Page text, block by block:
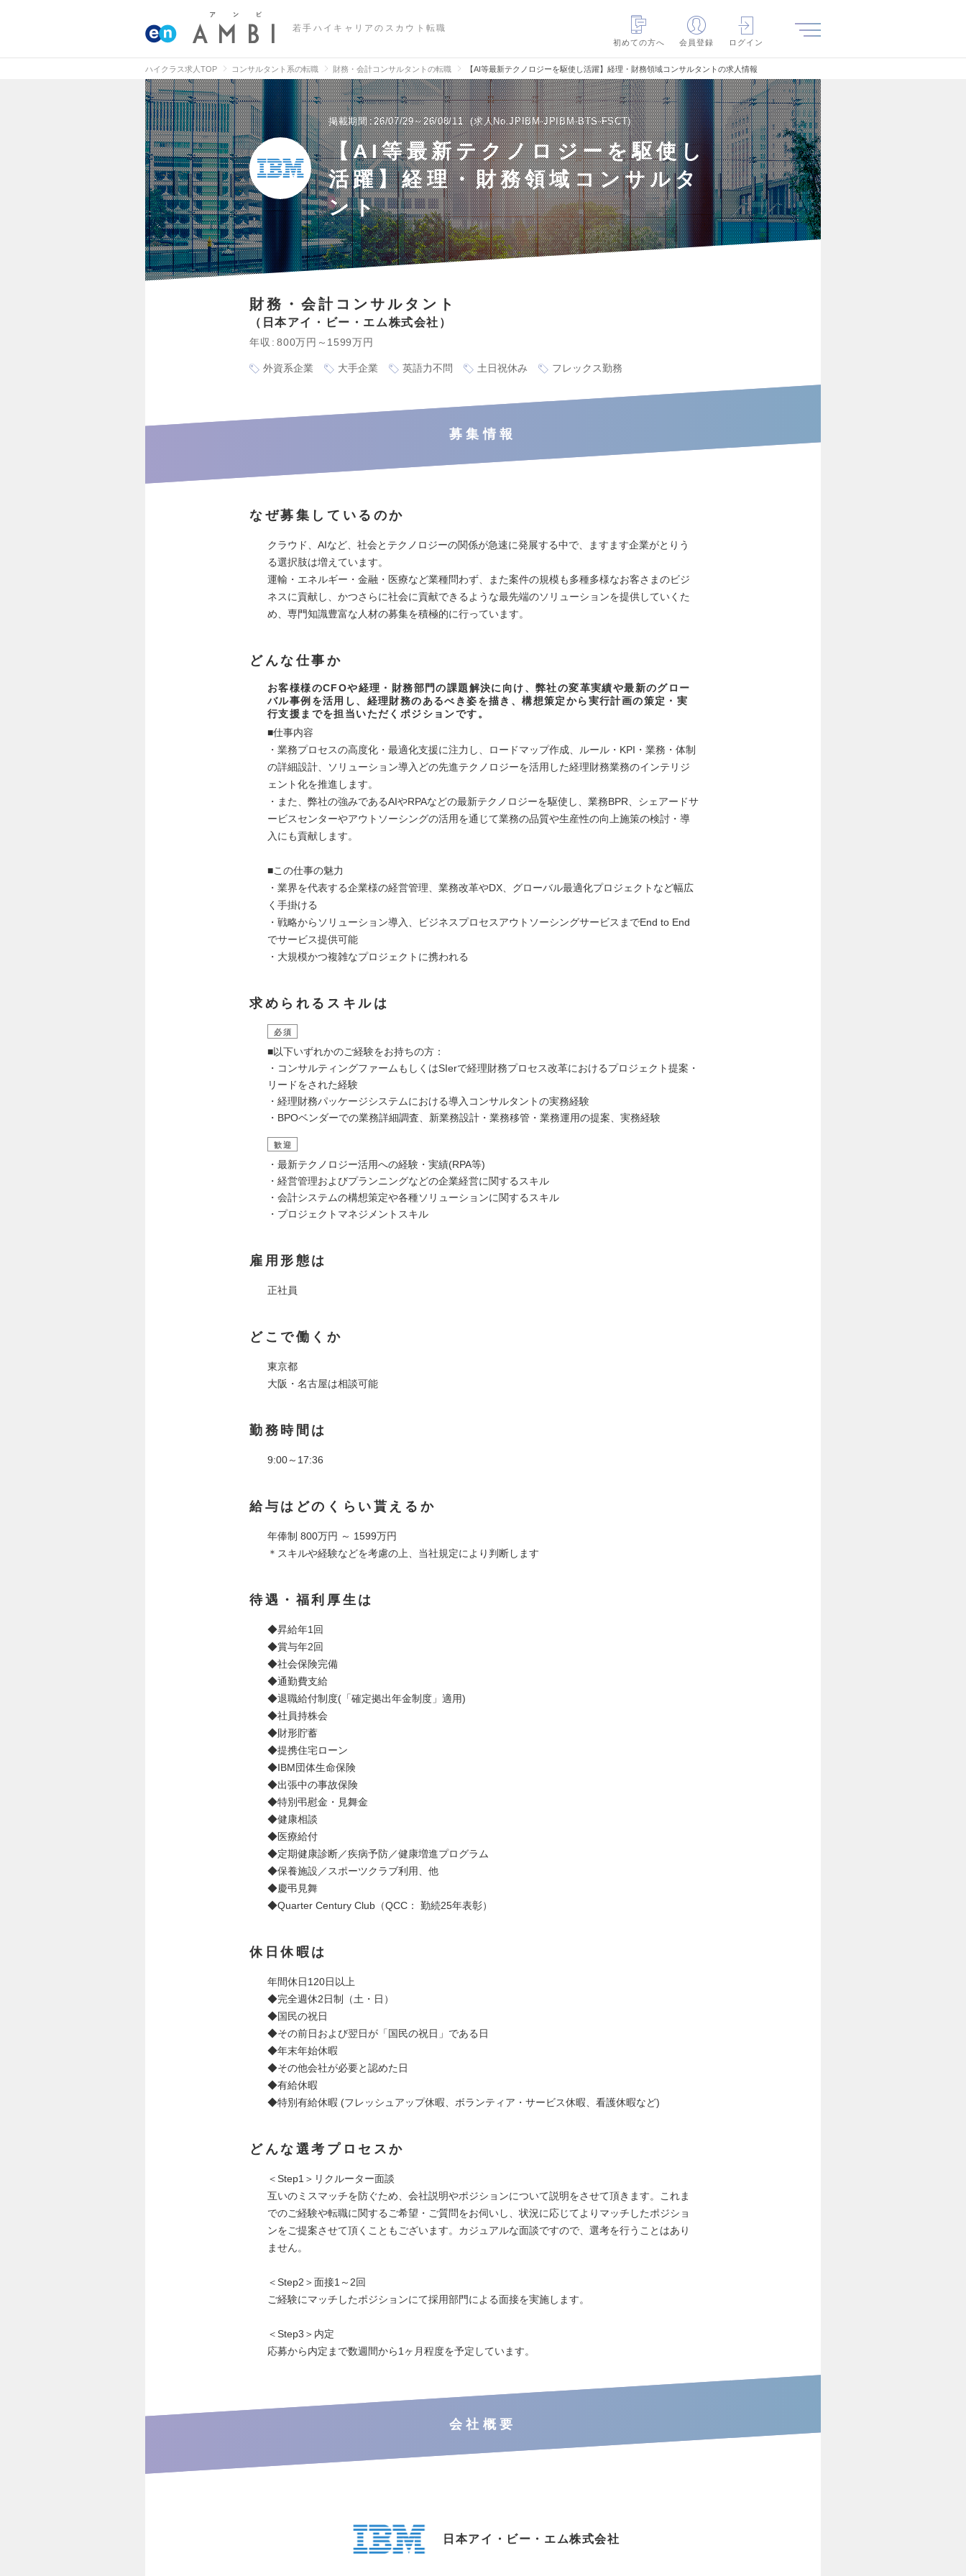
若手ハイキャリアのスカウト転職
初めての方へ
会員登録 ログイン
ハイクラス求人TOP コンサルタント系の転職 財務・会計コンサルタントの転職 【AI等最新テクノロジーを駆使し活躍】経理・財務領域コンサルタントの求人情報
掲載期間 26/07/29～26/08/11 求人No.JPIBM-JPIBM-BTS-FSCT
【AI等最新テクノロジーを駆使し
活躍】経理・財務領域コンサルタ
ント
財務・会計コンサルタント
日本アイ・ビー・エム株式会社
年収 800万円～1599万円
外資系企業 大手企業 英語力不問 土日祝休み フレックス勤務
募集情報
なぜ募集しているのか
クラウド、AIなど、社会とテクノロジーの関係が急速に発展する中で、ますます企業がとりう
る選択肢は増えています。
運輸・エネルギー・金融・医療など業種問わず、また案件の規模も多種多様なお客さまのビジ
ネスに貢献し、かつさらに社会に貢献できるような最先端のソリューションを提供していくた
め、専門知識豊富な人材の募集を積極的に行っています。
どんな仕事か
お客様様のCFOや経理・財務部門の課題解決に向け、弊社の変革実績や最新のグロー
バル事例を活用し、経理財務のあるべき姿を描き、構想策定から実行計画の策定・実
行支援までを担当いただくポジションです。
■仕事内容
・業務プロセスの高度化・最適化支援に注力し、ロードマップ作成、ルール・KPI・業務・体制
の詳細設計、ソリューション導入どの先進テクノロジーを活用した経理財務業務のインテリジ
ェント化を推進します。
・また、弊社の強みであるAIやRPAなどの最新テクノロジーを駆使し、業務BPR、シェアードサ
ービスセンターやアウトソーシングの活用を通じて業務の品質や生産性の向上施策の検討・導
入にも貢献します。
■この仕事の魅力
・業界を代表する企業様の経営管理、業務改革やDX、グローバル最適化プロジェクトなど幅広
く手掛ける
・戦略からソリューション導入、ビジネスプロセスアウトソーシングサービスまでEnd to End
でサービス提供可能
・大規模かつ複雑なプロジェクトに携われる
求められるスキルは
必須
■以下いずれかのご経験をお持ちの方：
・コンサルティングファームもしくはSIerで経理財務プロセス改革におけるプロジェクト提案・
リードをされた経験
・経理財務パッケージシステムにおける導入コンサルタントの実務経験
・BPOベンダーでの業務詳細調査、新業務設計・業務移管・業務運用の提案、実務経験
歓迎
・最新テクノロジー活用への経験・実績(RPA等)
・経営管理およびプランニングなどの企業経営に関するスキル
・会計システムの構想策定や各種ソリューションに関するスキル
・プロジェクトマネジメントスキル
雇用形態は
正社員
どこで働くか
東京都
大阪・名古屋は相談可能
勤務時間は
9:00～17:36
給与はどのくらい貰えるか
年俸制 800万円 ～ 1599万円
＊スキルや経験などを考慮の上、当社規定により判断します
待遇・福利厚生は
◆昇給年1回
◆賞与年2回
◆社会保険完備
◆通勤費支給
◆退職給付制度(「確定拠出年金制度」適用)
◆社員持株会
◆財形貯蓄
◆提携住宅ローン
◆IBM団体生命保険
◆出張中の事故保険
◆特別弔慰金・見舞金
◆健康相談
◆医療給付
◆定期健康診断／疾病予防／健康増進プログラム
◆保養施設／スポーツクラブ利用、他
◆慶弔見舞
◆Quarter Century Club（QCC： 勤続25年表彰）
休日休暇は
年間休日120日以上
◆完全週休2日制（土・日）
◆国民の祝日
◆その前日および翌日が「国民の祝日」である日
◆年末年始休暇
◆その他会社が必要と認めた日
◆有給休暇
◆特別有給休暇 (フレッシュアップ休暇、ボランティア・サービス休暇、看護休暇など)
どんな選考プロセスか
＜Step1＞リクルーター面談
互いのミスマッチを防ぐため、会社説明やポジションについて説明をさせて頂きます。これま
でのご経験や転職に関するご希望・ご質問をお伺いし、状況に応じてよりマッチしたポジショ
ンをご提案させて頂くこともございます。カジュアルな面談ですので、選考を行うことはあり
ません。
＜Step2＞面接1～2回
ご経験にマッチしたポジションにて採用部門による面接を実施します。
＜Step3＞内定
応募から内定まで数週間から1ヶ月程度を予定しています。
会社概要
日本アイ・ビー・エム株式会社